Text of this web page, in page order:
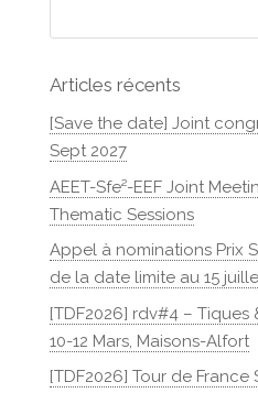
Articles récents
[Save the date] Joint
Sept 2027
AEET-Sfe²-EEF Joint
Thematic Sessions
Appel à nominations Prix
de la date limite au 15
[TDF2026] rdv#4 – Tiques
10-12 Mars, Maisons-Alfort
[TDF2026] Tour de France